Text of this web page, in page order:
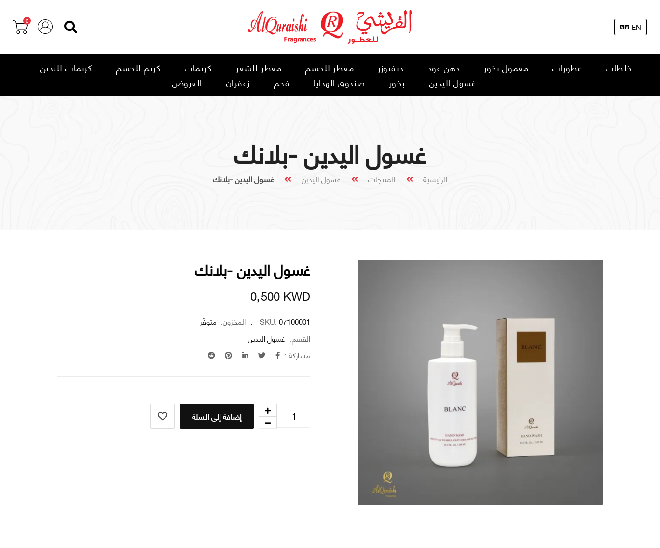
EN
0
خلطات عطورات معمول بخور دهن عود ديفيوزر معطر للجسم معطر للشعر كريمات كريم للجسم
كريمات لليدين
غسول اليدين
بخور صندوق الهدايا فحم زعفران العروض
غسول اليدين -بلانك
الرئيسية المنتجات غسول اليدين غسول اليدين -بلانك
غسول اليدين -بلانك
0٫500KWD
SKU:07100001 المخزون: متوفّر
القسم: غسول اليدين
مشاركة :
إضافة إلى السلة